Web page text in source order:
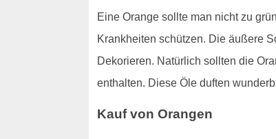
Eine Orange sollte man nicht zu
Krankheiten schützen. Die äußere
Dekorieren. Natürlich sollten die
enthalten. Diese Öle duften
Kauf von Orangen